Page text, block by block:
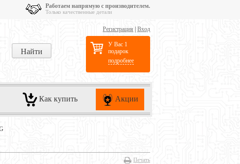
Работаем напрямую с производителем.
Только качественные детали
Регистрация Вход
У Вас 1
подарок
подробнее
Как купить Акции
Печать